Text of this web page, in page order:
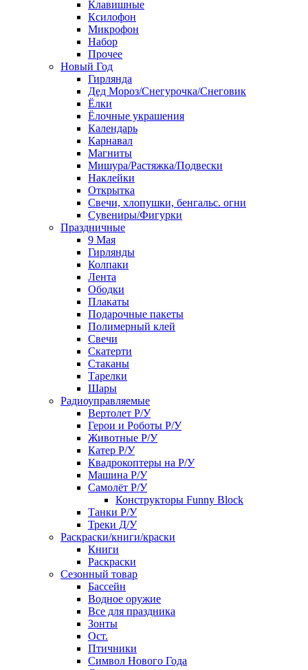
Клавишные
Ксилофон
Микрофон
Набор
Прочее
Новый Год
Гирлянда
Дед Мороз/Снегурочка/Снеговик
Ёлки
Ёлочные украшения
Календарь
Карнавал
Магниты
Мишура/Растяжка/Подвески
Наклейки
Открытка
Свечи, хлопушки, бенгальс. огни
Сувениры/Фигурки
Праздничные
9 Мая
Гирлянды
Колпаки
Лента
Ободки
Плакаты
Подарочные пакеты
Полимерный клей
Свечи
Скатерти
Стаканы
Тарелки
Шары
Радиоуправляемые
Вертолет Р/У
Герои и Роботы Р/У
Животные Р/У
Катер Р/У
Квадрокоптеры на Р/У
Машина Р/У
Самолёт Р/У
Конструкторы Funny Block
Танки Р/У
Треки Д/У
Раскраски/книги/краски
Книги
Раскраски
Сезонный товар
Бассейн
Водное оружие
Все для праздника
Зонты
Ост.
Птичники
Символ Нового Года